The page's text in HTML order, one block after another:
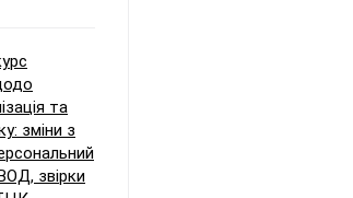
та
зміни з
звірки